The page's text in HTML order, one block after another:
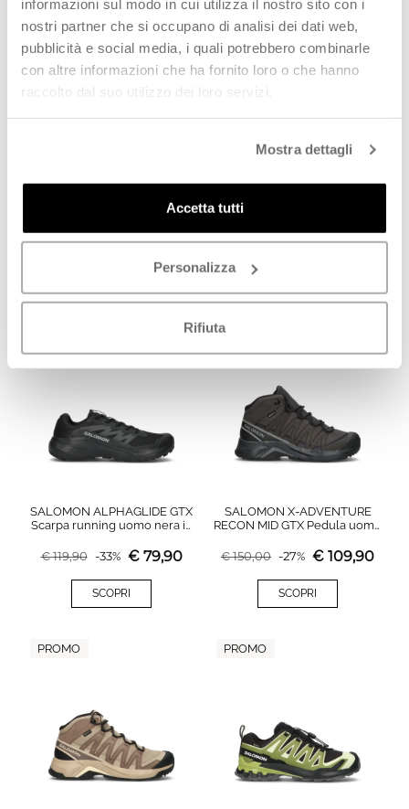
informazioni sul modo in cui utilizza il nostro sito con i
nostri partner che si occupano di analisi dei dati web,
pubblicità e social media, i quali potrebbero combinarle
con altre informazioni che ha fornito loro o che hanno
raccolto dal suo utilizzo dei loro servizi.
Mostra dettagli
Accetta tutti
Personalizza
Rifiuta
PROMO
Scarpa trail running donna
€150,00 -30% €105,00
PROMO
J Scarpa running ragazzo
€90,00 -30% €63,00
SALOMON ALPHAGLIDE GTX
Scarpa running uomo nera in
€119,90 -33% € 79,90
SCOPRI
PROMO
SALOMON X-ADVENTURE
RECON MID GTX Pedula uomo
€150,00 -27% € 109,90
SCOPRI
PROMO PROMO